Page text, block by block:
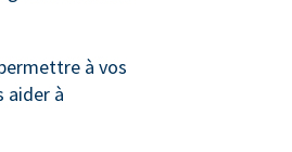
à vos
aider à